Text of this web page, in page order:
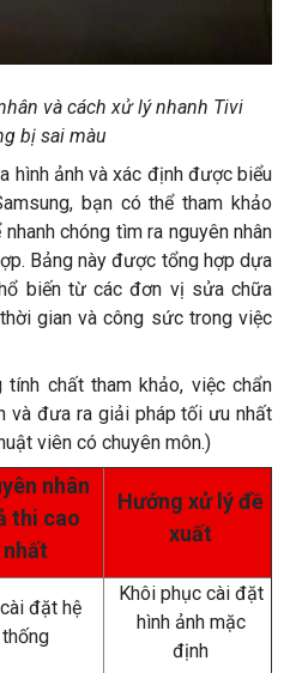
và cách xử lý nhanh Tivi
bị sai màu
hình ảnh và xác định được biểu
bạn có thể tham khảo
chóng tìm ra nguyên nhân
Bảng này được tổng hợp dựa
biến từ các đơn vị sửa chữa
gian và công sức trong việc
chất tham khảo, việc chẩn
và đưa ra giải pháp tối ưu nhất
viên có chuyên môn.)
nhân
thi cao
nhất
Hướng xử lý đề
xuất
đặt hệ
thống
Khôi phục cài đặt
hình ảnh mặc
định